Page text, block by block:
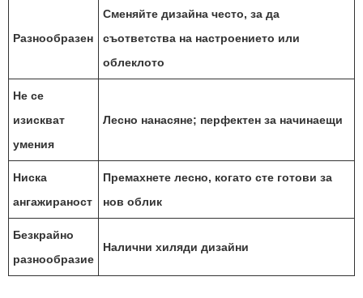
Разнообразен
Сменяйте дизайна често, за да
съответства на настроението или
облеклото
Не се
изискват
умения
Лесно нанасяне; перфектен за начинаещи
Ниска
ангажираност
Премахнете лесно, когато сте готови за
нов облик
Безкрайно
разнообразие
Налични хиляди дизайни